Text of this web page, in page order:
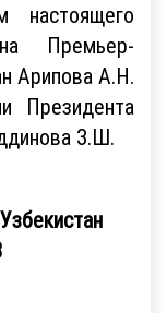
настоящего
Премьер-
Арипова А.Н.
Президента
З.Ш.